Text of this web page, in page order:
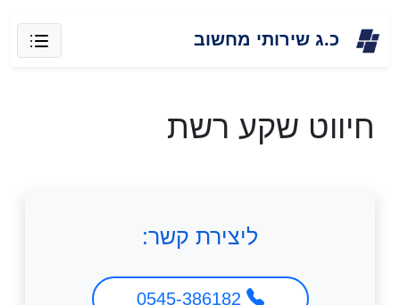
כ.ג שירותי מחשוב
חיווט שקע רשת
ליצירת קשר: